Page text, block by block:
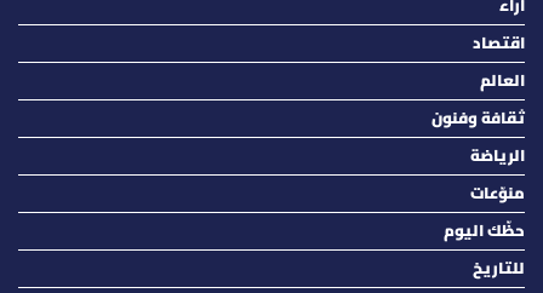
آراء
اقتصاد
العالم
ثقافة وفنون
الرياضة
منوّعات
حظّك اليوم
للتاريخ